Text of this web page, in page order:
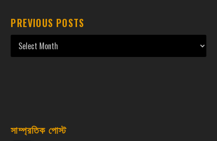
PREVIOUS POSTS
সাম্প্রতিক পোস্ট